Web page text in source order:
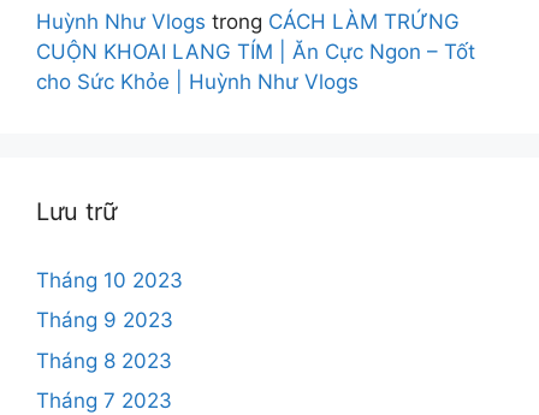
Huỳnh Như Vlogs trong CÁCH LÀM TRỨNG
CUỘN KHOAI LANG TÍM | Ăn Cực Ngon – Tốt
cho Sức Khỏe | Huỳnh Như Vlogs
Lưu trữ
Tháng 10 2023
Tháng 9 2023
Tháng 8 2023
Tháng 7 2023